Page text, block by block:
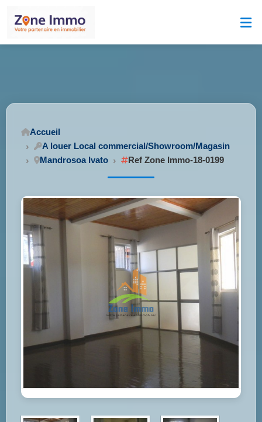
Accueil
A louer Local commercial/Showroom/Magasin
Mandrosoa Ivato
Ref Zone Immo-18-0199